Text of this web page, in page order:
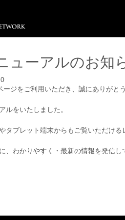
ューアルのお知
0
ジをご利用いただき、誠にありがと
ルをいたしました。
タブレット端末からもご覧いただける
、わかりやすく・最新の情報を発信